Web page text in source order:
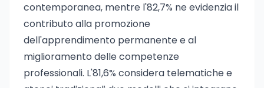
contemporanea, mentre l'82,7% ne evidenzia il
contributo alla promozione
dell'apprendimento permanente e al
miglioramento delle competenze
professionali. L'81,6% considera telematiche e